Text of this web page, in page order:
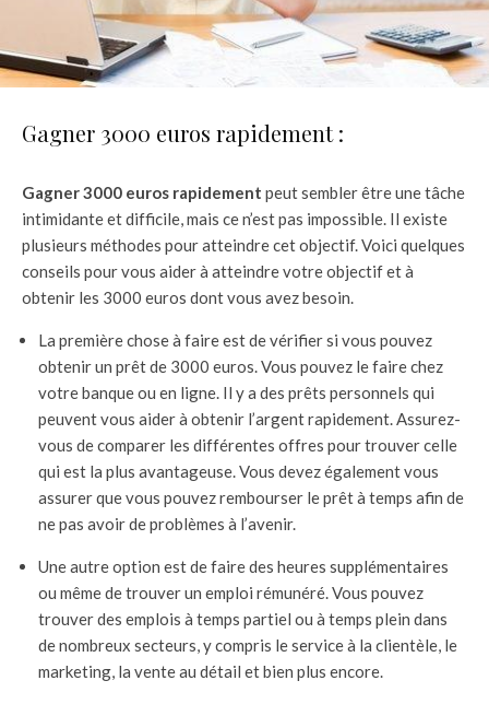
Gagner 3000 euros rapidement :
Gagner 3000 euros rapidement peut sembler être une tâche
intimidante et difficile, mais ce n’est pas impossible. Il existe
plusieurs méthodes pour atteindre cet objectif. Voici quelques
conseils pour vous aider à atteindre votre objectif et à
obtenir les 3000 euros dont vous avez besoin.
La première chose à faire est de vérifier si vous pouvez
obtenir un prêt de 3000 euros. Vous pouvez le faire chez
votre banque ou en ligne. Il y a des prêts personnels qui
peuvent vous aider à obtenir l’argent rapidement. Assurez-
vous de comparer les différentes offres pour trouver celle
qui est la plus avantageuse. Vous devez également vous
assurer que vous pouvez rembourser le prêt à temps afin de
ne pas avoir de problèmes à l’avenir.
Une autre option est de faire des heures supplémentaires
ou même de trouver un emploi rémunéré. Vous pouvez
trouver des emplois à temps partiel ou à temps plein dans
de nombreux secteurs, y compris le service à la clientèle, le
marketing, la vente au détail et bien plus encore.